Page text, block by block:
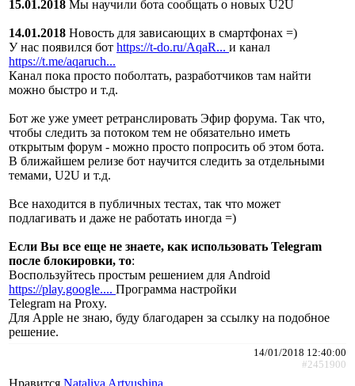
15.01.2018 Мы научили бота сообщать о новых U2U
14.01.2018 Новость для зависающих в смартфонах =)
У нас появился бот https://t-do.ru/AqaR... и канал
https://t.me/aqaruch...
Канал пока просто поболтать, разработчиков там найти
можно быстро и т.д.
Бот же уже умеет ретранслировать Эфир форума. Так что,
чтобы следить за потоком тем не обязательно иметь
открытым форум - можно просто попросить об этом бота.
В ближайшем релизе бот научится следить за отдельными
темами, U2U и т.д.
Все находится в публичных тестах, так что может
подлагивать и даже не работать иногда =)
Если Вы все еще не знаете, как использовать Telegram
после блокировки, то:
Воспользуйтесь простым решением для Android
https://play.google.... Программа настройки
Telegram на Proxy.
Для Apple не знаю, буду благодарен за ссылку на подобное
решение.
14/01/2018 12:40:00
#2451900
Нравится Nataliya Artyushina